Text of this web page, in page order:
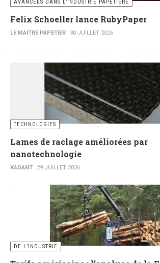
AVANCÉES DANS L’INDUSTRIE PAPETIÈRE
Felix Schoeller lance RubyPaper
LE MAITRE PAPETIER 30 JUILLET 2026
TECHNOLOGIES
Lames de raclage améliorées par
nanotechnologie
KADANT 29 JUILLET 2026
DE L’INDUSTRIE